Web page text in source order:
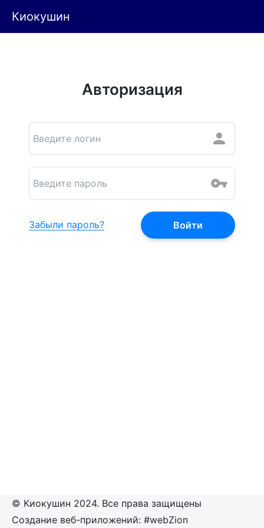
Киокушин
Авторизация
Забыли пароль?
© Киокушин 2024. Все права защищены
Создание веб-приложений: #webZion